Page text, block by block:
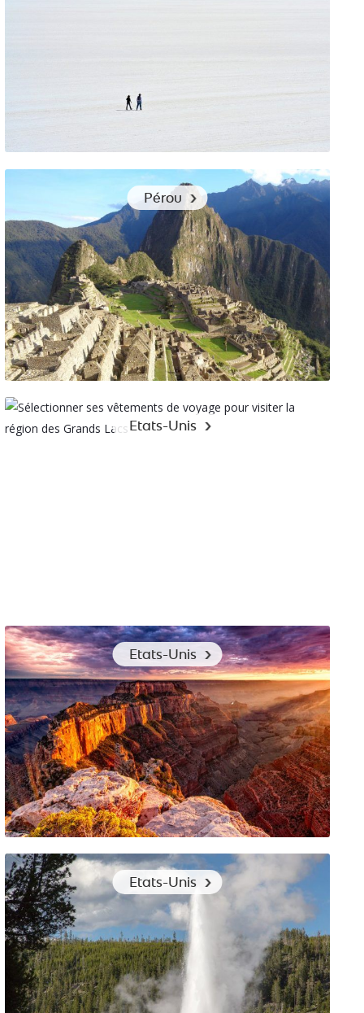
S’habiller pour le désert de sel Salar d’Uyuni en Bolivie
Pérou
Choisir les bons vêtements pour un Trek au Pérou du
Machu Picchu au Lac Titicaca
Etats-Unis
Sélectionner ses vêtements de voyage pour visiter la
région des Grands Lacs
Etats-Unis
Grand Canyon : les vêtements à emporter pour le
découvrir en toutes saisons
Etats-Unis